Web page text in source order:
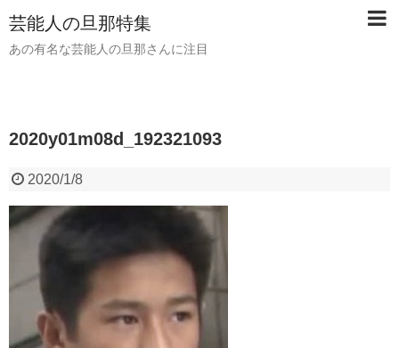
芸能人の旦那特集
あの有名な芸能人の旦那さんに注目
2020y01m08d_192321093
2020/1/8